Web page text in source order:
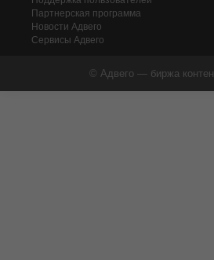
Партнерская программа
Новости Адвего
Сервисы Адвего
© Адвего — биржа